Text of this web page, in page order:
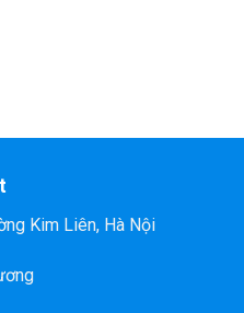
Kim Liên, Hà Nội